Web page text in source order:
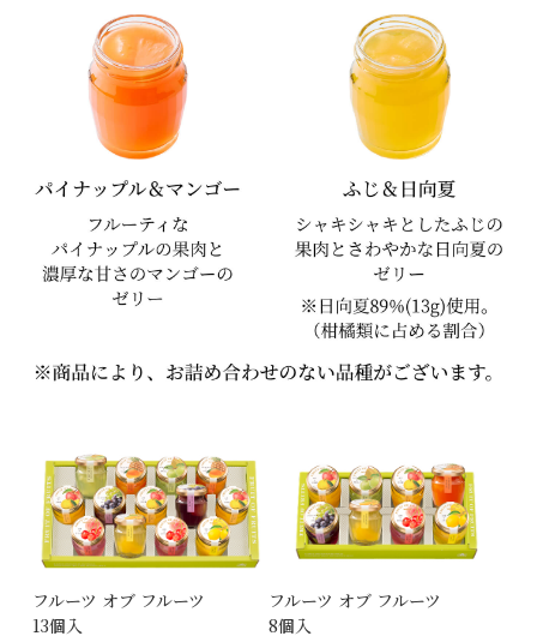
フルーツ オブ フルーツ
13個入
フルーツ オブ フルーツ
8個入